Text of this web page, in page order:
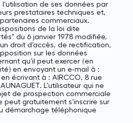
l’utilisation de ses données par
prestataires techniques et,
commerciaux.
de la loi dite
du 6 janvier 1978 modifiée,
droit d’accès, de rectification,
sur les données
qu’il peut exercer (en
en envoyant un e-mail à :
écrivant à : AIRCCO, 8 rue
L’utilisateur qui ne
de prospection commerciale
gratuitement s’inscrire sur
démarchage téléphonique